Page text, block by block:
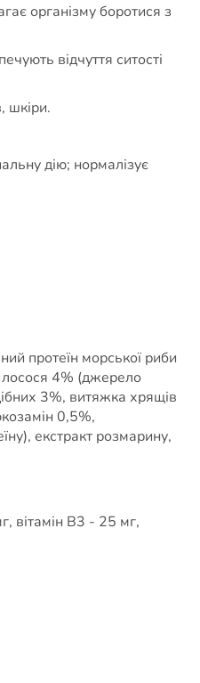
організму боротися з
відчуття ситості
шкіри.
дію; нормалізує
протеїн морської риби
лосося 4% (джерело
3%, витяжка хрящів
0,5%,
екстракт розмарину,
вітамін В3 - 25 мг,